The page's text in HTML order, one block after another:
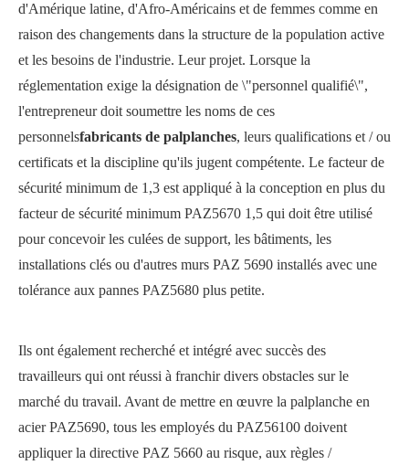
d'Amérique latine, d'Afro-Américains et de femmes comme en
raison des changements dans la structure de la population active
et les besoins de l'industrie. Leur projet. Lorsque la
réglementation exige la désignation de \"personnel qualifié\",
l'entrepreneur doit soumettre les noms de ces
personnelsfabricants de palplanches, leurs qualifications et / ou
certificats et la discipline qu'ils jugent compétente. Le facteur de
sécurité minimum de 1,3 est appliqué à la conception en plus du
facteur de sécurité minimum PAZ5670 1,5 qui doit être utilisé
pour concevoir les culées de support, les bâtiments, les
installations clés ou d'autres murs PAZ 5690 installés avec une
tolérance aux pannes PAZ5680 plus petite.
Ils ont également recherché et intégré avec succès des
travailleurs qui ont réussi à franchir divers obstacles sur le
marché du travail. Avant de mettre en œuvre la palplanche en
acier PAZ5690, tous les employés du PAZ56100 doivent
appliquer la directive PAZ 5660 au risque, aux règles /